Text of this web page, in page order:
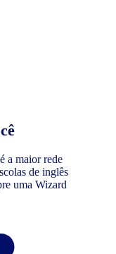
a maior rede
de inglês
uma Wizard